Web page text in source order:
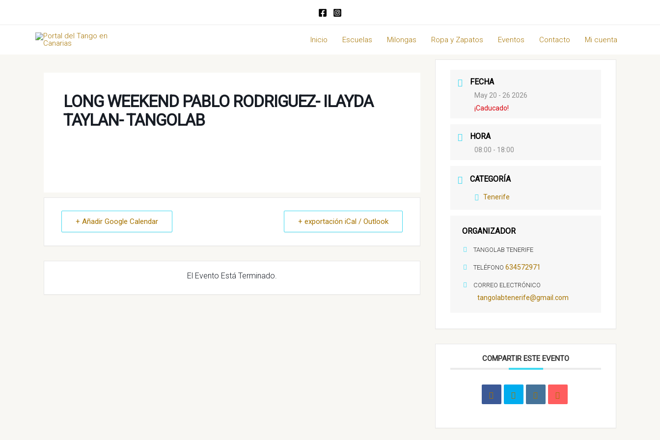
Inicio
Escuelas Milongas Ropa y Zapatos Eventos Contacto Mi cuenta
LONG WEEKEND PABLO RODRIGUEZ- ILAYDA
TAYLAN- TANGOLAB
+ Añadir Google Calendar + exportación iCal / Outlook
El Evento Está Terminado.
FECHA
May 20 - 26 2026
¡Caducado!
HORA
08:00 - 18:00
CATEGORÍA
Tenerife
ORGANIZADOR
TANGOLAB TENERIFE
TELÉFONO 634572971
CORREO ELECTRÓNICO
tangolabtenerife@gmail.com
COMPARTIR ESTE EVENTO